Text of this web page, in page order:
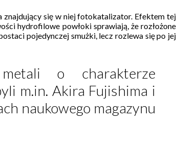
znajdujący się w niej fotokatalizator. Efektem tej
hydrofilowe powłoki sprawiają, że rozłożone
pojedynczej smużki, lecz rozlewa się po jej
o charakterze
m.in. Akira Fujishima i
naukowego magazynu